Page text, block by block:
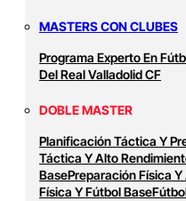
MASTERS CON CLUBES
Programa Experto En
Del Real Valladolid CF
DOBLE MASTER
Planificación Táctica Y
Táctica Y Alto
BasePreparación Física
Física Y Fútbol Base